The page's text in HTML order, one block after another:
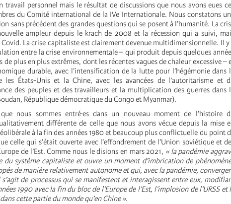
travail personnel mais le résultat de discussions que nous avons eues
du Comité international de la IVe Internationale. Nous constatons
sans précédent des grandes questions qui se posent à l’humanité. La
ampleur depuis le krach de 2008 et la récession qui a suivi,
La crise capitaliste est clairement devenue multidimensionnelle. Il y
entre la crise environnementale – qui produit depuis quelques
plus en plus extrêmes, dont les récentes vagues de chaleur excessive –
durable, avec l’intensification de la lutte pour l’hégémonie dans
les États-Unis et la Chine, avec les avancées de l’autoritarisme et
des peuples et des travailleurs et la multiplication des guerres dans
République démocratique du Congo et Myanmar).
nous sommes entré·es dans un nouveau moment de l’histoire
différente de celle que nous avons vécue depuis la mise
à la fin des années 1980 et beaucoup plus conflictuelle du point
celle qui s’était ouverte avec l’effondrement de l’Union soviétique et
de l’Est. Comme nous le disions en mars 2021, « la pandémie
système capitaliste et ouvre un moment d’imbrication de
de manière relativement autonome et qui, avec la pandémie,
s’agit de processus qui se manifestent et interagissent entre eux,
1990 avec la fin du bloc de l’Europe de l’Est, l’implosion de l’URSS et
cette partie du monde qu’en Chine ».